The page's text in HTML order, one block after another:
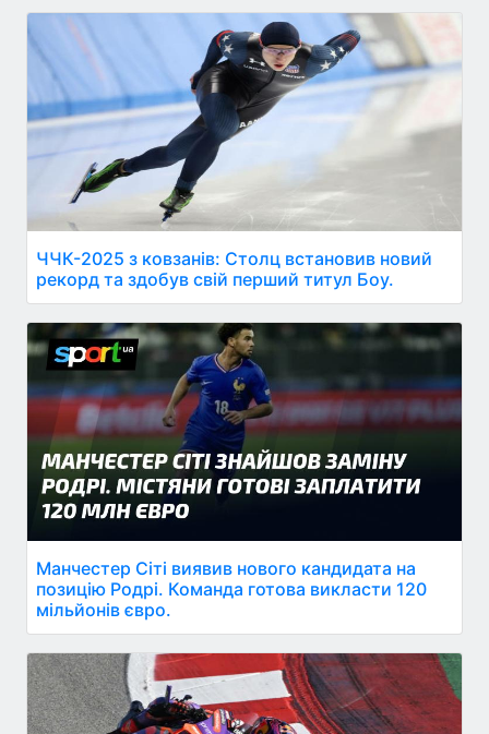
ЧЧК-2025 з ковзанів: Столц встановив новий
рекорд та здобув свій перший титул Боу.
Манчестер Сіті виявив нового кандидата на
позицію Родрі. Команда готова викласти 120
мільйонів євро.